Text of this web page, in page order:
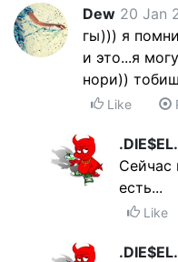
Dew 20 Jan
гы))) я
и это...я
нори))
Like
.DIE$EL.
Сейчас
есть...
Like
.DIE$EL.